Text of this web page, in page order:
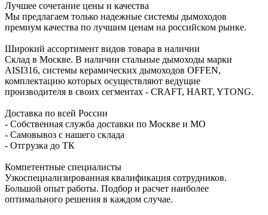
Лучшее сочетание цены и качества
Мы предлагаем только надежные системы дымоходов
премиум качества по лучшим ценам на российском рынке.
Широкий ассортимент видов товара в наличии
Склад в Москве. В наличии стальные дымоходы марки
AISI316, системы керамических дымоходов OFFEN,
комплектацию которых осуществляют ведущие
производителя в своих сегментах - CRAFT, HART, YTONG.
Доставка по всей России
- Собственная служба доставки по Москве и МО
- Самовывоз с нашего склада
- Отгрузка до ТК
Компетентные специалисты
Узкоспециализированная квалификация сотрудников.
Большой опыт работы. Подбор и расчет наиболее
оптимального решения в каждом случае.